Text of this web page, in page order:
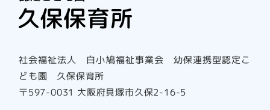
社会福祉法人 白小鳩福祉事業会 幼保連携型認定こ
ども園 久保保育所
〒597-0031 大阪府貝塚市久保2-16-5